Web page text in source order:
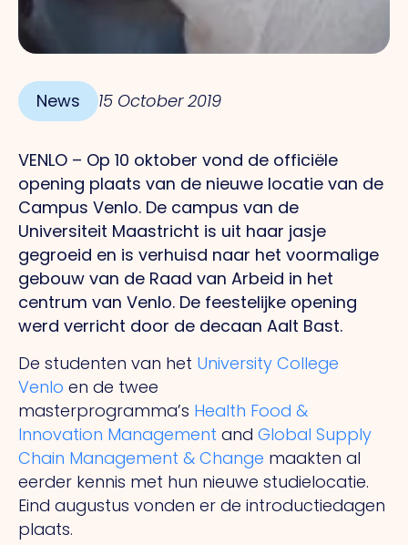
News 15 October 2019
‪VENLO – Op 10 oktober vond de officiële
opening plaats van de nieuwe locatie van de
Campus Venlo. De campus van de
Universiteit Maastricht is uit haar jasje
gegroeid en is verhuisd naar het voormalige
gebouw van de Raad van Arbeid in het
centrum van Venlo. De feestelijke opening
werd verricht door de decaan Aalt Bast.
De studenten van het University College
Venlo en de twee
masterprogramma’s Health Food &
Innovation Management and Global Supply
Chain Management & Change maakten al
eerder kennis met hun nieuwe studielocatie.
Eind augustus vonden er de introductiedagen
plaats.